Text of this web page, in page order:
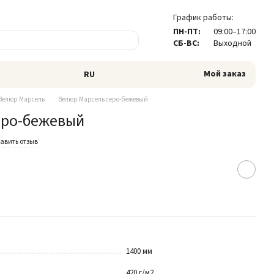
График работы:
ПН-ПТ:
09:00–17:00
СБ-ВС:
Выходной
RU Мой заказ
Марсель Велюр Марсель серо-бежевый
бежевый
отзыв
1400 мм